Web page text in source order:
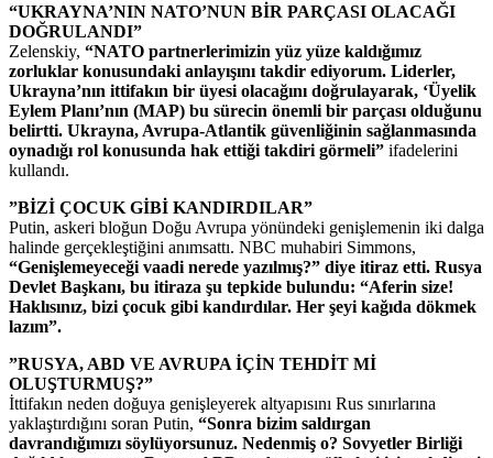
“UKRAYNA’NIN NATO’NUN BİR PARÇASI OLACAĞI
DOĞRULANDI”
Zelenskiy, “NATO partnerlerimizin yüz yüze kaldığımız
zorluklar konusundaki anlayışını takdir ediyorum. Liderler,
Ukrayna’nın ittifakın bir üyesi olacağını doğrulayarak, ‘Üyelik
Eylem Planı’nın (MAP) bu sürecin önemli bir parçası olduğunu
belirtti. Ukrayna, Avrupa-Atlantik güvenliğinin sağlanmasında
oynadığı rol konusunda hak ettiği takdiri görmeli” ifadelerini
kullandı.
”BİZİ ÇOCUK GİBİ KANDIRDILAR”
Putin, askeri bloğun Doğu Avrupa yönündeki genişlemenin iki dalga
halinde gerçekleştiğini anımsattı. NBC muhabiri Simmons,
“Genişlemeyeceği vaadi nerede yazılmış?” diye itiraz etti. Rusya
Devlet Başkanı, bu itiraza şu tepkide bulundu: “Aferin size!
Haklısınız, bizi çocuk gibi kandırdılar. Her şeyi kağıda dökmek
lazım”.
”RUSYA, ABD VE AVRUPA İÇİN TEHDİT Mİ
OLUŞTURMUŞ?”
İttifakın neden doğuya genişleyerek altyapısını Rus sınırlarına
yaklaştırdığını soran Putin, “Sonra bizim saldırgan
davrandığımızı söylüyorsunuz. Nedenmiş o? Sovyetler Birliği